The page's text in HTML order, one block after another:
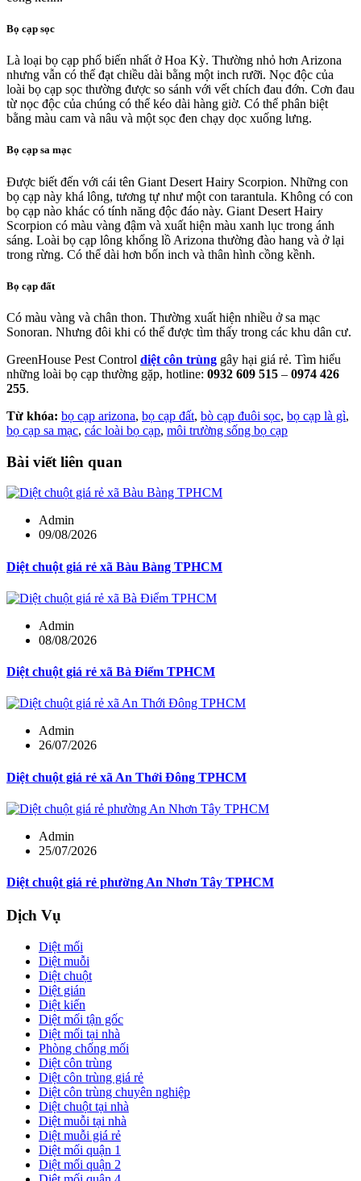
Bọ cạp sọc
Là loại bọ cạp phổ biến nhất ở Hoa Kỳ. Thường nhỏ hơn Arizona
nhưng vẫn có thể đạt chiều dài bằng một inch rưỡi. Nọc độc của
loài bọ cạp sọc thường được so sánh với vết chích đau đớn. Cơn đau
từ nọc độc của chúng có thể kéo dài hàng giờ. Có thể phân biệt
bằng màu cam và nâu và một sọc đen chạy dọc xuống lưng.
Bọ cạp sa mạc
Được biết đến với cái tên Giant Desert Hairy Scorpion. Những con
bọ cạp này khá lông, tương tự như một con tarantula. Không có con
bọ cạp nào khác có tính năng độc đáo này. Giant Desert Hairy
Scorpion có màu vàng đậm và xuất hiện màu xanh lục trong ánh
sáng. Loài bọ cạp lông khổng lồ Arizona thường đào hang và ở lại
trong rừng. Có thể dài hơn bốn inch và thân hình cồng kềnh.
Bọ cạp đất
Có màu vàng và chân thon. Thường xuất hiện nhiều ở sa mạc
Sonoran. Nhưng đôi khi có thể được tìm thấy trong các khu dân cư.
GreenHouse Pest Control diệt côn trùng gây hại giá rẻ. Tìm hiểu
những loài bọ cạp thường gặp, hotline: 0932 609 515 – 0974 426
255.
Từ khóa: bọ cạp arizona, bọ cạp đất, bò cạp đuôi sọc, bọ cạp là gì,
bọ cạp sa mạc, các loài bọ cạp, môi trường sống bọ cạp
Bài viết liên quan
Admin
09/08/2026
Diệt chuột giá rẻ xã Bàu Bàng TPHCM
Admin
08/08/2026
Diệt chuột giá rẻ xã Bà Điểm TPHCM
Admin
26/07/2026
Diệt chuột giá rẻ xã An Thới Đông TPHCM
Admin
25/07/2026
Diệt chuột giá rẻ phường An Nhơn Tây TPHCM
Dịch Vụ
Diệt mối
Diệt muỗi
Diệt chuột
Diệt gián
Diệt kiến
Diệt mối tận gốc
Diệt mối tại nhà
Phòng chống mối
Diệt côn trùng
Diệt côn trùng giá rẻ
Diệt côn trùng chuyên nghiệp
Diệt chuột tại nhà
Diệt muỗi tại nhà
Diệt muỗi giá rẻ
Diệt mối quận 1
Diệt mối quận 2